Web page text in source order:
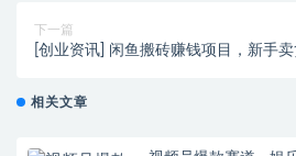
下一篇
[创业资讯] 闲鱼搬砖赚钱项目，新手
相关文章